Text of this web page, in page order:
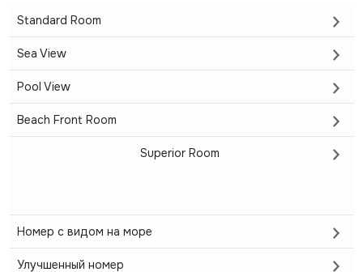
Standard Room
Sea View
Pool View
Beach Front Room
Superior Room
Номер с видом на море
Улучшенный номер